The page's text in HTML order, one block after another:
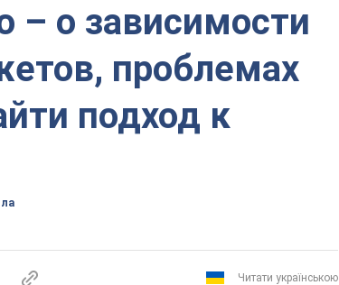
– о зависимости
проблемах
подход к
Читати українською